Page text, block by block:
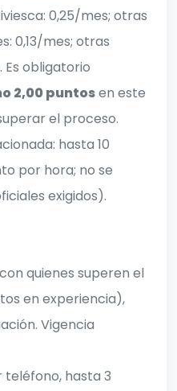
0,25/mes; otras
0,13/mes; otras
Es obligatorio
2,00 puntosen este
el proceso.
hasta 10
por hora; no se
exigidos).
quienes superen el
en experiencia),
Vigencia
teléfono, hasta 3